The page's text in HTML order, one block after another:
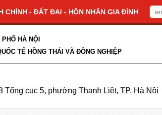
CHÍNH - ĐẤT ĐAI - HÔN NHÂN GIA ĐÌNH
HÀ NỘI
TẾ HỒNG THÁI VÀ ĐỒNG NGHIỆP
Tổng cục 5, phường Thanh Liệt, TP. Hà Nội